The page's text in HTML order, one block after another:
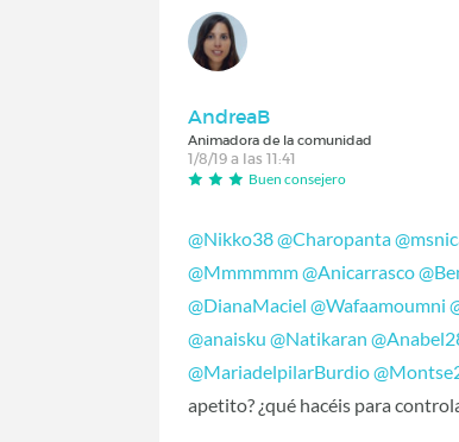
AndreaB
Animadora de la comunidad
1/8/19 a las 11:41
Buen consejero
@Nikko38‍@Charopanta‍
@Mmmmmm‍@Anicarrasco‍
@DianaMaciel ‍@Wafaamoumni ‍
@anaisku ‍@Natikaran ‍
@MariadelpilarBurdio‍
apetito? ¿qué hacéis para